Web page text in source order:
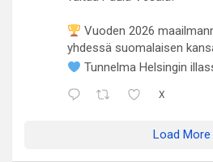
Vuoden 2026
yhdessä suomalaisen
Tunnelma Helsingin
X
Load More